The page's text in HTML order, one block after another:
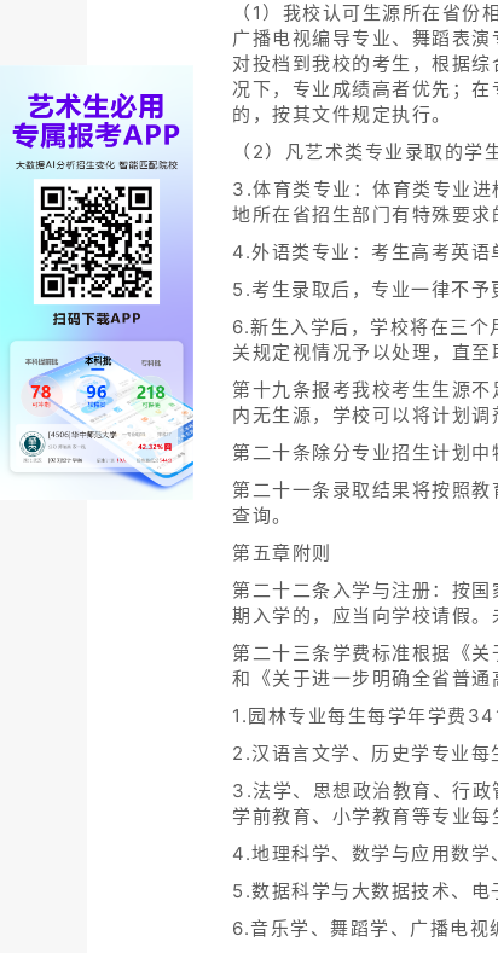
（1）我校认可生源所在省
广播电视编导专业、舞蹈表
对投档到我校的考生，根据
况下，专业成绩高者优先；
的，按其文件规定执行。
（2）凡艺术类专业录取的学
3.体育类专业：体育类专业
地所在省招生部门有特殊要求
4.外语类专业：考生高考英
5.考生录取后，专业一律不予
6.新生入学后，学校将在三
关规定视情况予以处理，直
第十九条报考我校考生生源
内无生源，学校可以将计划调
第二十条除分专业招生计划
第二十一条录取结果将按照
查询。
第五章附则
第二十二条入学与注册：按
期入学的，应当向学校请假。
第二十三条学费标准根据《
和《关于进一步明确全省普
1.园林专业每生每学年学费
2.汉语言文学、历史学专业每
3.法学、思想政治教育、行政
学前教育、小学教育等专业
4.地理科学、数学与应用数学
5.数据科学与大数据技术、
6.音乐学、舞蹈学、广播电视